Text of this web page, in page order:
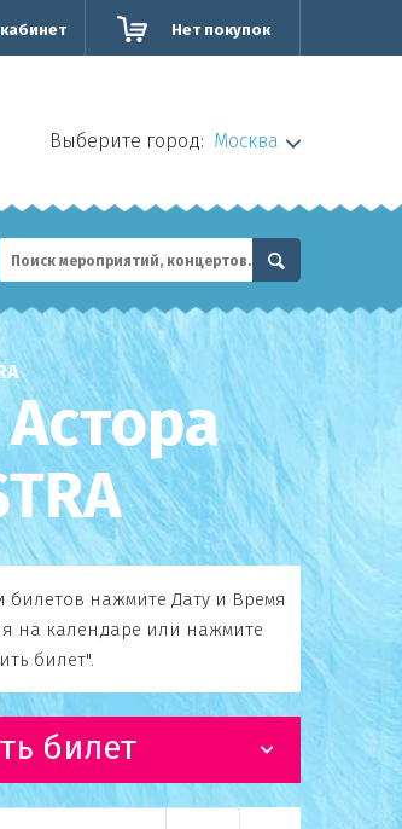
Нет покупок
Выберите город: Москва
билетов нажмите Дату и Время
на календаре или нажмите
билет".
билет